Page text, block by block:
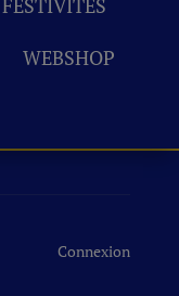
FESTIVITÉS
WEBSHOP
Connexion